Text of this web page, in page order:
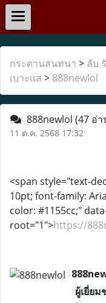
กระดานสนทนา > ลับ
เบาะแส > 888newlol
888newlol (47 อ่า
11 ต.ค. 2568 17:32
<span style="text-
10pt; font-family:
color: #1155cc;"
root="1">https://
ผู้เยี่ยม